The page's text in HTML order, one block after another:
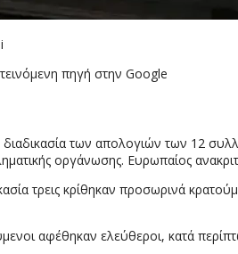
πηγή στην Google
των απολογιών των 12
οργάνωσης. Ευρωπαίος
τρεις κρίθηκαν προσωρινά
αφέθηκαν ελεύθεροι, κατά